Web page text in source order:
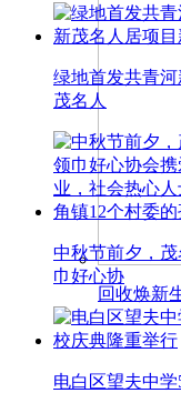
回收焕新
绿地首发共青
茂名人
中秋节前夕，
巾好心协
电白区望夫中学